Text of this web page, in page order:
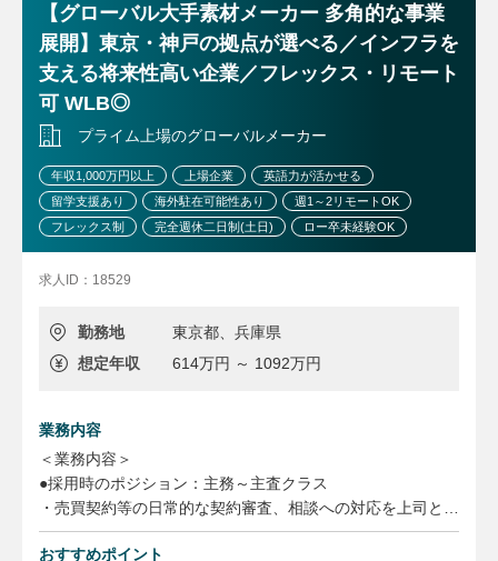
【グローバル大手素材メーカー 多角的な事業
展開】東京・神戸の拠点が選べる／インフラを
支える将来性高い企業／フレックス・リモート
可 WLB◎
プライム上場のグローバルメーカー
年収1,000万円以上 上場企業
英語力が活かせる
留学支援あり
海外駐在可能性あり
週1～2リモートOK
フレックス制
完全週休二日制(土日) ロー卒未経験OK
求人ID：18529
勤務地
東京都、兵庫県
想定年収
614万円 ～ 1092万円
業務内容
＜業務内容＞
●採用時のポジション：主務～主査クラス
・売買契約等の日常的な契約審査、相談への対応を上司とペ
アを組んで対応し、法務業務、当社の各事業部門の事業、製
品群、商慣習等への理解を深めて頂きます。
おすすめポイント